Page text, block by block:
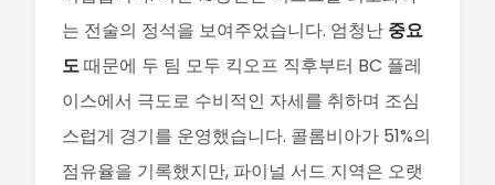
는 전술의 정석을 보여주었습니다. 엄청난 중요
도때문에 두 팀 모두 킥오프 직후부터 BC 플레
이스에서 극도로 수비적인 자세를 취하며 조심
스럽게 경기를 운영했습니다. 콜롬비아가 51%의
점유율을 기록했지만, 파이널 서드 지역은 오랫